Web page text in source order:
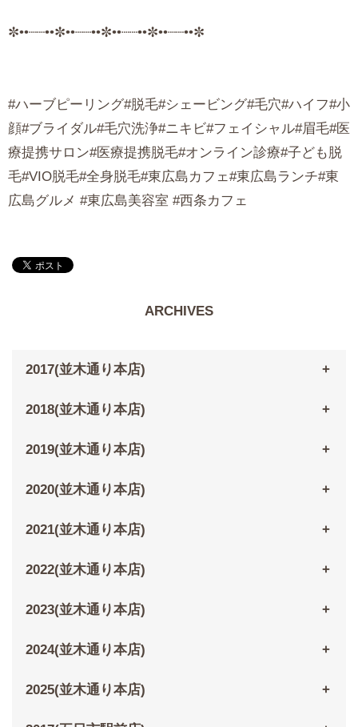
✼••┈┈••✼••┈┈••✼••┈┈••✼••┈┈••✼
#ハーブピーリング#脱毛#シェービング#毛穴#ハイフ#小
顔#ブライダル#毛穴洗浄#ニキビ#フェイシャル#眉毛#医
療提携サロン#医療提携脱毛#オンライン診療#子ども脱
毛#VIO脱毛#全身脱毛#東広島カフェ#東広島ランチ#東
広島グルメ #東広島美容室 #西条カフェ
ARCHIVES
2017(並木通り本店)
2018(並木通り本店)
2019(並木通り本店)
2020(並木通り本店)
2021(並木通り本店)
2022(並木通り本店)
2023(並木通り本店)
2024(並木通り本店)
2025(並木通り本店)